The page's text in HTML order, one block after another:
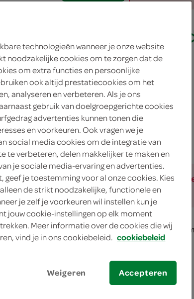
Vleeswaren
op: aanbiedingen zijn niet zichtbaar bij de
in de winkelmand.
kookworst voor een hartige boterham of
technologieën wanneer je onze website
noodzakelijke cookies om te zorgen dat de
om extra functies en persoonlijke
ook altijd prestatiecookies om het
analyseren en verbeteren. Als je ons
gebruik van doelgroepgerichte cookies
advertenties kunnen tonen die
en voorkeuren. Ook vragen we je
social media cookies om de integratie van
te verbeteren, delen makkelijker te maken en
je sociale media-ervaring en advertenties.
geef je toestemming voor al onze cookies. Kies
alleen de strikt noodzakelijke, functionele en
je zelf je voorkeuren wil instellen kun je
jouw cookie-instellingen op elk moment
Meer informatie over de cookies die wij
vind je in ons cookiebeleid. cookiebeleid
Weigeren Accepteren